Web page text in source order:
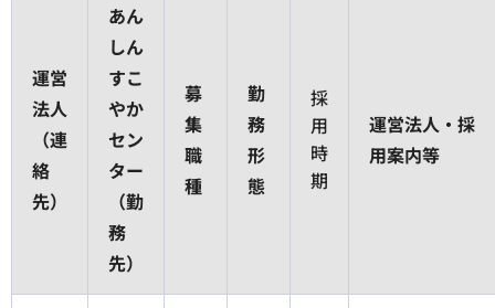
運営
法人
（連
絡
先）
あん
しん
すこ
やか
セン
ター
（勤
務
先）
募
集
職
種
勤
務
形
態
採
用
時
期
運営法人・採
用案内等